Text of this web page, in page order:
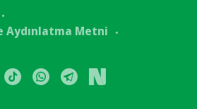
Aydınlatma Metni